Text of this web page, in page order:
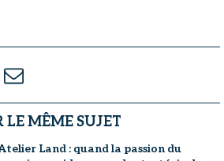
LE MÊME SUJET
Land : quand la passion du